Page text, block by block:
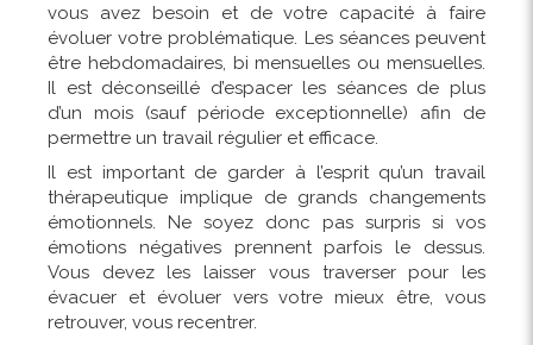
vous avez besoin et de votre capacité à faire
évoluer votre problématique. Les séances peuvent
être hebdomadaires, bi mensuelles ou mensuelles.
Il est déconseillé d’espacer les séances de plus
d’un mois (sauf période exceptionnelle) afin de
permettre un travail régulier et efficace.
Il est important de garder à l’esprit qu’un travail
thérapeutique implique de grands changements
émotionnels. Ne soyez donc pas surpris si vos
émotions négatives prennent parfois le dessus.
Vous devez les laisser vous traverser pour les
évacuer et évoluer vers votre mieux être, vous
retrouver, vous recentrer.